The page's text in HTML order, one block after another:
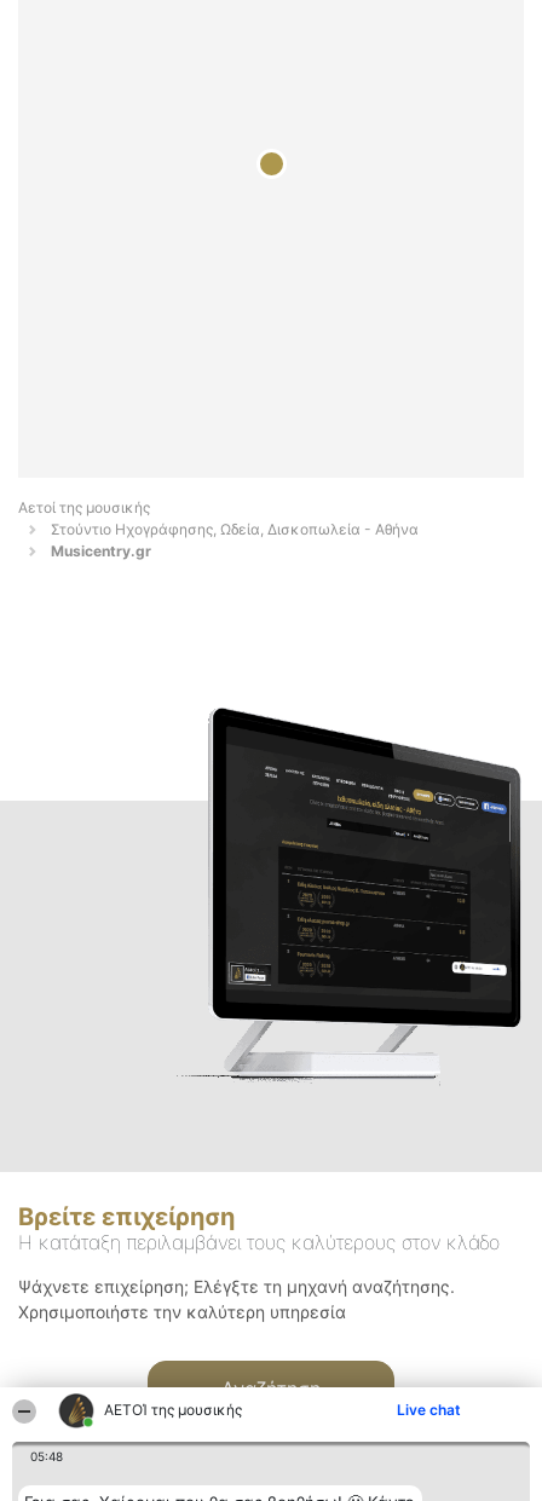
ΑΕΤΟΊ της μουσικής Live chat
05:48
Αετοί της μουσικής
Στούντιο Ηχογράφησης, Ωδεία, Δισκοπωλεία - Αθήνα
Musicentry.gr
Βρείτε επιχείρηση
Η κατάταξη περιλαμβάνει τους καλύτερους στον κλάδο
Ψάχνετε επιχείρηση; Ελέγξτε τη μηχανή αναζήτησης.
Χρησιμοποιήστε την καλύτερη υπηρεσία
Αναζήτηση